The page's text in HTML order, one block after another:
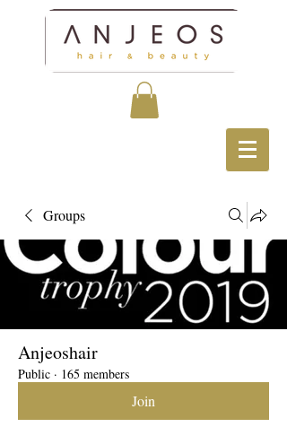
Groups
Anjeoshair
Public · 165 members
Join